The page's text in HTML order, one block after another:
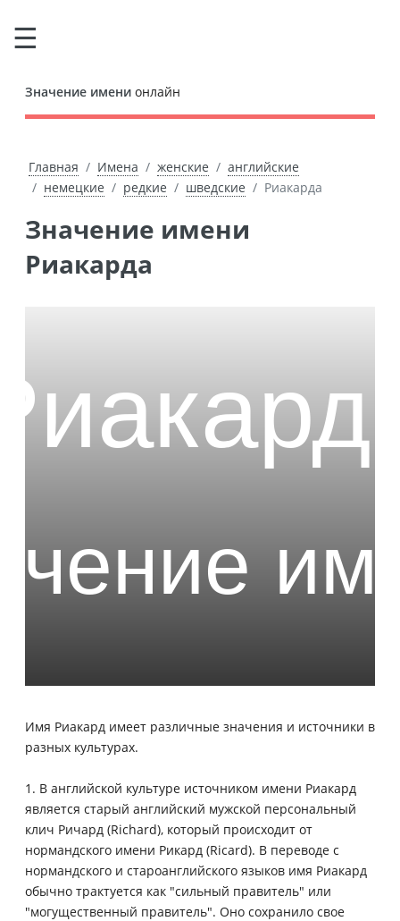
Значение имени онлайн
Главная Имена женские
английские
немецкие
редкие шведские Риакарда
Значение имени
Риакарда
Имя Риакард имеет различные значения и источники в
разных культурах.
1. В английской культуре источником имени Риакард
является старый английский мужской персональный
клич Ричард (Richard), который происходит от
нормандского имени Рикард (Ricard). В переводе с
нормандского и староанглийского языков имя Риакард
обычно трактуется как "сильный правитель" или
"могущественный правитель". Оно сохранило свое